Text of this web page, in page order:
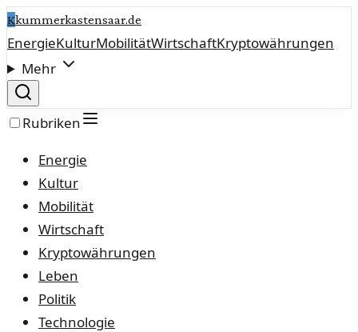
Kkummerkastensaar.de
EnergieKulturMobilitätWirtschaftKryptowährungen
Mehr
Rubriken
Energie
Kultur
Mobilität
Wirtschaft
Kryptowährungen
Leben
Politik
Technologie